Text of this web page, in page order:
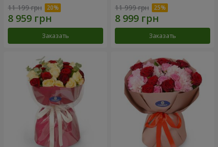
11 199 грн
Заказать
11 999 грн
Заказать